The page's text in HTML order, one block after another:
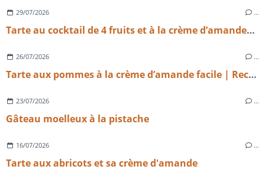
29/07/2026 …
Tarte au cocktail de 4 fruits et à la crème d’amandes légère
26/07/2026 …
Tarte aux pommes à la crème d’amande facile | Recette maison gourmande
23/07/2026 …
Gâteau moelleux à la pistache
16/07/2026 …
Tarte aux abricots et sa crème d'amande